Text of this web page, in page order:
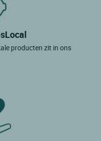
producten zit in ons